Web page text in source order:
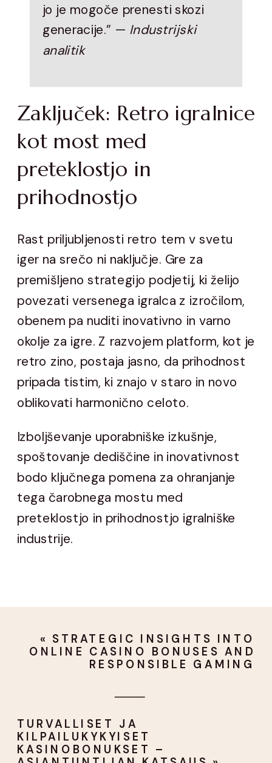
jo je mogoče prenesti skozi
generacije.” — Industrijski
analitik
Zaključek: Retro igralnice
kot most med
preteklostjo in
prihodnostjo
Rast priljubljenosti retro tem v svetu
iger na srečo ni naključje. Gre za
premišljeno strategijo podjetij, ki želijo
povezati versenega igralca z izročilom,
obenem pa nuditi inovativno in varno
okolje za igre. Z razvojem platform, kot je
retro zino, postaja jasno, da prihodnost
pripada tistim, ki znajo v staro in novo
oblikovati harmonično celoto.
Izboljševanje uporabniške izkušnje,
spoštovanje dediščine in inovativnost
bodo ključnega pomena za ohranjanje
tega čarobnega mostu med
preteklostjo in prihodnostjo igralniške
industrije.
TURVALLISET JA
KILPAILUKYKYISET
KASINOBONUKSET –
« STRATEGIC INSIGHTS INTO
ONLINE CASINO BONUSES AND
RESPONSIBLE GAMING